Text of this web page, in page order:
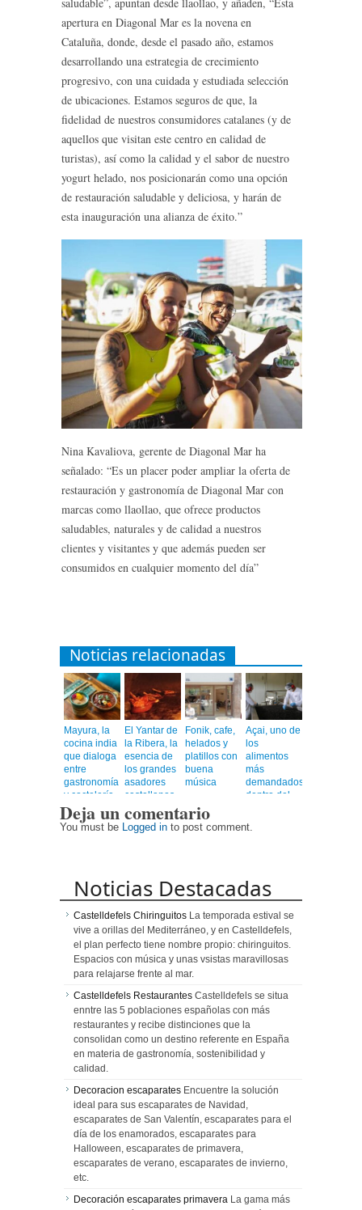
saludable”, apuntan desde llaollao, y añaden, “Esta
apertura en Diagonal Mar es la novena en
Cataluña, donde, desde el pasado año, estamos
desarrollando una estrategia de crecimiento
progresivo, con una cuidada y estudiada selección
de ubicaciones. Estamos seguros de que, la
fidelidad de nuestros consumidores catalanes (y de
aquellos que visitan este centro en calidad de
turistas), así como la calidad y el sabor de nuestro
yogurt helado, nos posicionarán como una opción
de restauración saludable y deliciosa, y harán de
esta inauguración una alianza de éxito.”
Nina Kavaliova, gerente de Diagonal Mar ha
señalado: “Es un placer poder ampliar la oferta de
restauración y gastronomía de Diagonal Mar con
marcas como llaollao, que ofrece productos
saludables, naturales y de calidad a nuestros
clientes y visitantes y que además pueden ser
consumidos en cualquier momento del día”
Noticias relacionadas
Mayura, la
cocina india
que dialoga
entre
gastronomía
y coctelería
de autor
El Yantar de
la Ribera, la
esencia de
los grandes
asadores
castellanos
corazón de
Barcelona
Fonik, cafe,
helados y
platillos con
buena
música
Açai, uno de
los
alimentos
más
demandados
dentro del
healthy
Deja un comentario
You must be Logged in to post comment.
Noticias Destacadas
Castelldefels Chiringuitos La temporada estival se
vive a orillas del Mediterráneo, y en Castelldefels,
el plan perfecto tiene nombre propio: chiringuitos.
Espacios con música y unas vsistas maravillosas
para relajarse frente al mar.
Castelldefels Restaurantes Castelldefels se situa
enntre las 5 poblaciones españolas con más
restaurantes y recibe distinciones que la
consolidan como un destino referente en España
en materia de gastronomía, sostenibilidad y
calidad.
Decoracion escaparates Encuentre la solución
ideal para sus escaparates de Navidad,
escaparates de San Valentín, escaparates para el
día de los enamorados, escaparates para
Halloween, escaparates de primavera,
escaparates de verano, escaparates de invierno,
etc.
Decoración escaparates primavera La gama más